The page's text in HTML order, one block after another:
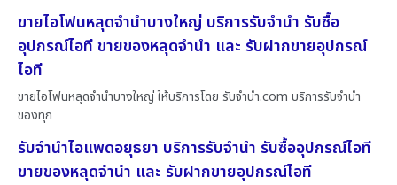
ขายไอโฟนหลุดจำนำบางใหญ่ บริการรับจำนำ รับซื้อ
อุปกรณ์ไอที ขายของหลุดจำนำ และ รับฝากขายอุปกรณ์
ไอที
ขายไอโฟนหลุดจำนำบางใหญ่ ให้บริการโดย รับจํานํา.com บริการรับจำนำ
ของทุก
รับจำนำไอแพดอยุธยา บริการรับจำนำ รับซื้ออุปกรณ์ไอที
ขายของหลุดจำนำ และ รับฝากขายอุปกรณ์ไอที